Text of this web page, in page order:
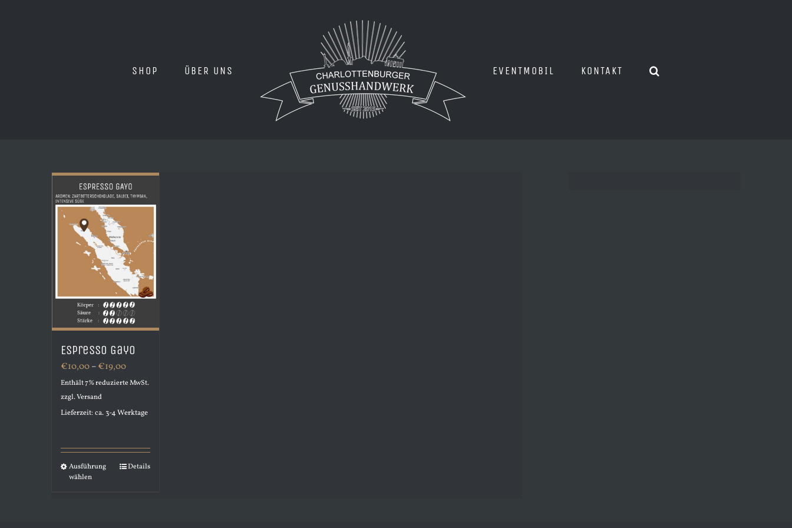
SHOP ÜBER UNS EVENTMOBIL KONTAKT
Espresso Gayo
€10,00–€19,00Preisspanne:
€10,00
€19,00
Enthält 7% reduzierte MwSt.
zzgl.Versand
Lieferzeit: ca. 3-4 Werktage
Ausführung
wählen
DiesesDetails